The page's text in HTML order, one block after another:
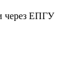
через ЕПГУ